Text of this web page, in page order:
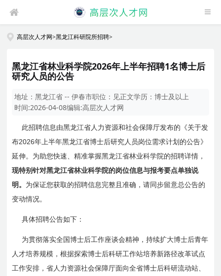
高层次人才网>黑龙江科研院所招聘>
黑龙江省林业科学院2026年上半年招聘1名博士后
研究人员的公告
地址：黑龙江省 -- 伊春市职位： 见正文学历：博士及以上
时间:2026-04-08编辑:高层次人才网
此招聘信息由黑龙江省人力资源和社会保障厅发布的《关于发
布2026年上半年黑龙江省博士后研究人员岗位需求计划的公告》
延伸。为助您快速、精准掌握黑龙江省林业科学院的招聘详情，
现特别针对黑龙江省林业科学院的岗位信息与报考要点单独说
明。 为保证您获取的招聘信息完整且准确，请同步留意总公告的
变动情况。
具体招聘公告如下：
为贯彻落实全国博士后工作座谈会精神，持续扩大博士后青年
人才培养规模，根据探索博士后科研工作站培养新路径改革试点
工作安排，省人力资源社会保障厅面向全省博士后科研流动站、